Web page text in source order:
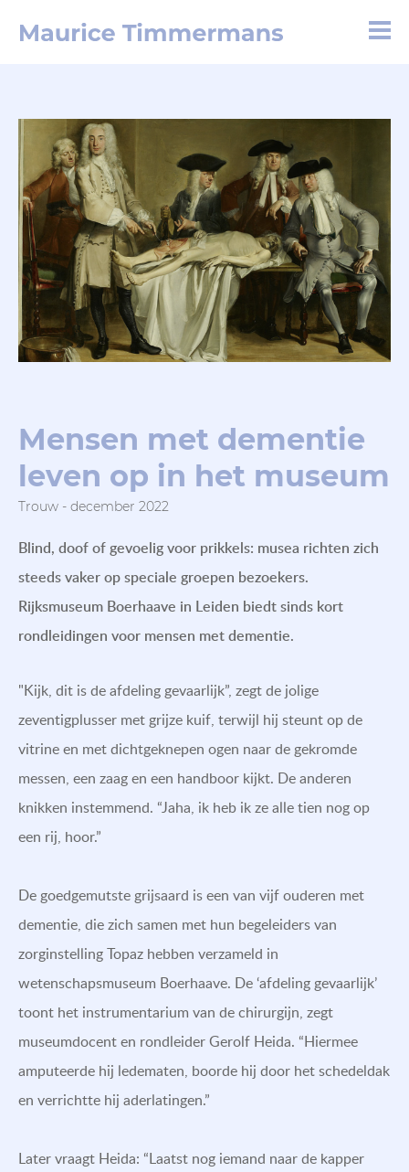
Mensen met dementie
leven op in het museum
Trouw - december 2022
Blind, doof of gevoelig voor prikkels: musea richten zich
steeds vaker op speciale groepen bezoekers.
Rijksmuseum Boerhaave in Leiden biedt sinds kort
rondleidingen voor mensen met dementie.
"Kijk, dit is de afdeling gevaarlijk”, zegt de jolige
zeventigplusser met grijze kuif, terwijl hij steunt op de
vitrine en met dichtgeknepen ogen naar de gekromde
messen, een zaag en een handboor kijkt. De anderen
knikken instemmend. “Jaha, ik heb ik ze alle tien nog op
een rij, hoor.”
De goedgemutste grijsaard is een van vijf ouderen met
dementie, die zich samen met hun begeleiders van
zorginstelling Topaz hebben verzameld in
wetenschapsmuseum Boerhaave. De ‘afdeling gevaarlijk’
toont het instrumentarium van de chirurgijn, zegt
museumdocent en rondleider Gerolf Heida. “Hiermee
amputeerde hij ledematen, boorde hij door het schedeldak
en verrichtte hij aderlatingen.”
Later vraagt Heida: “Laatst nog iemand naar de kapper